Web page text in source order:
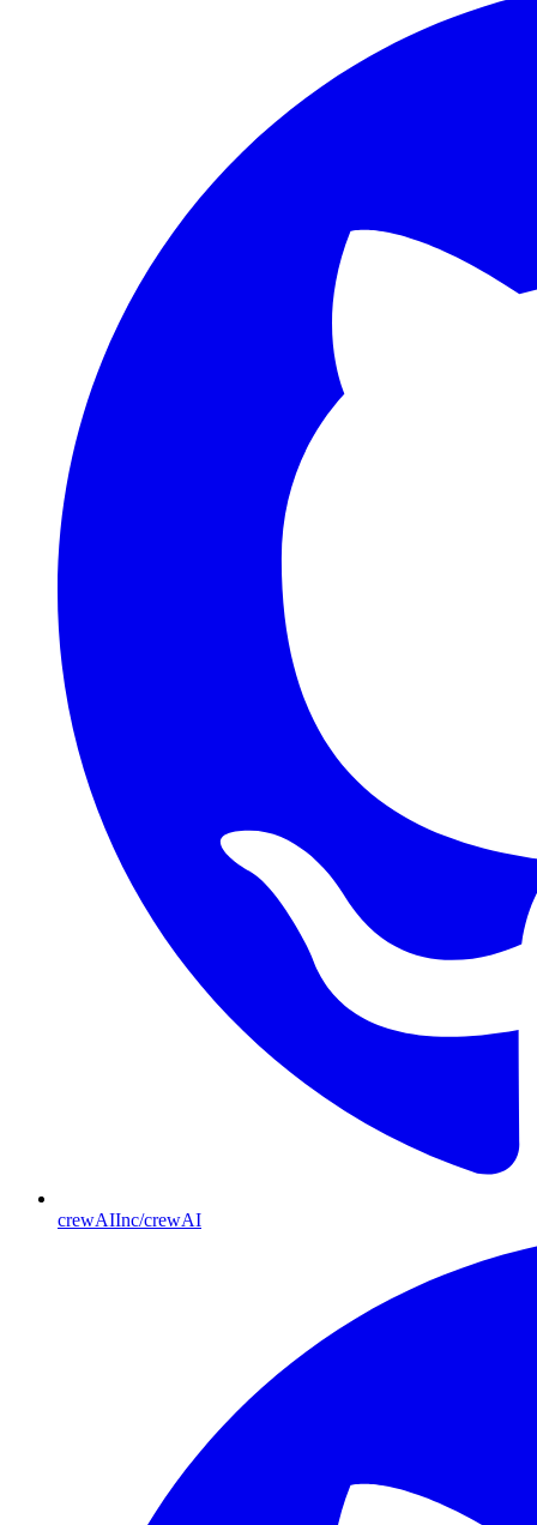
crewAIInc/crewAI